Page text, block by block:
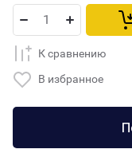
К сравнению
В избранное